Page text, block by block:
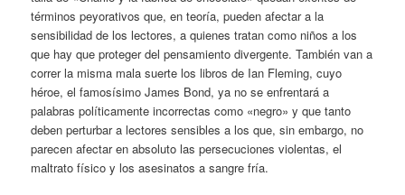
términos peyorativos que, en teoría, pueden afectar a la
sensibilidad de los lectores, a quienes tratan como niños a los
que hay que proteger del pensamiento divergente. También van a
correr la misma mala suerte los libros de Ian Fleming, cuyo
héroe, el famosísimo James Bond, ya no se enfrentará a
palabras políticamente incorrectas como «negro» y que tanto
deben perturbar a lectores sensibles a los que, sin embargo, no
parecen afectar en absoluto las persecuciones violentas, el
maltrato físico y los asesinatos a sangre fría.